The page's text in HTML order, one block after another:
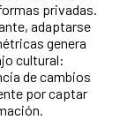
privadas.
adaptarse
genera
cultural:
de cambios
por captar